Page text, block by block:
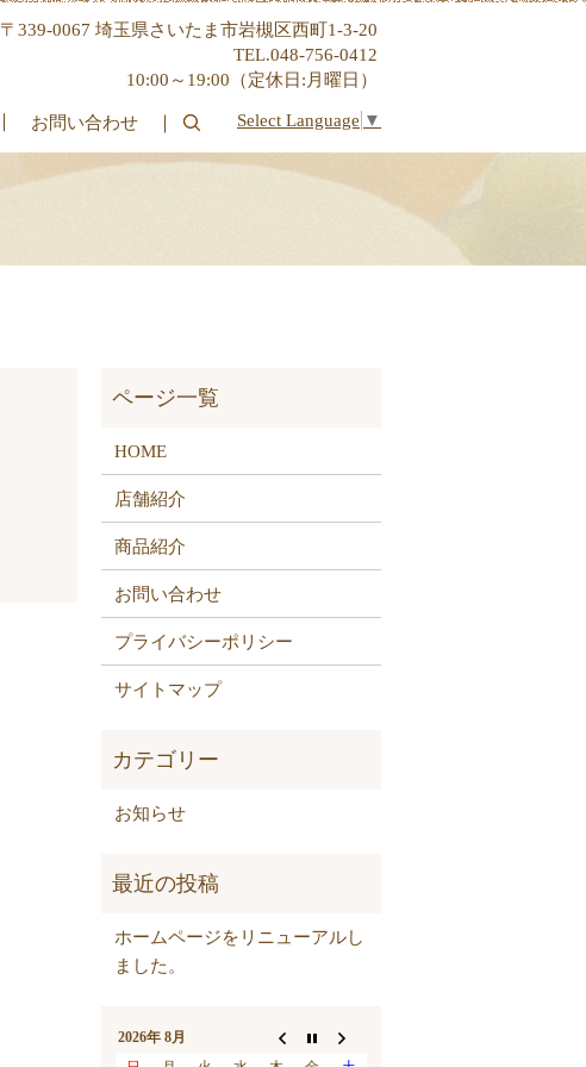
お問い合わせ searchSelect Language ▼
〒339-0067 埼玉県さいたま市岩槻区西町1-3-20
TEL.048-756-0412
10:00～19:00（定休日:月曜日）
HOME
店舗紹介
商品紹介
お問い合わせ
プライバシーポリシー
サイトマップ
お知らせ
ホームページをリニューアルし
ました。
2026年 8月